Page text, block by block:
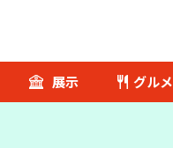
展示 グルメ